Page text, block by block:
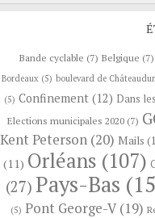
Bande cyclable (7) Belgique (7)
Bordeaux(5) boulevard de
(5) Confinement (12) Dans
Elections municipales 2020(7)
Kent Peterson (20) Mails
(11) Orléans (107)
(27) Pays-Bas
(5) Pont George-V(19)